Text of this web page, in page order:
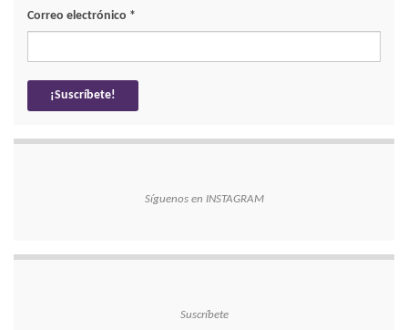
Correo electrónico *
Síguenos en INSTAGRAM
Suscríbete